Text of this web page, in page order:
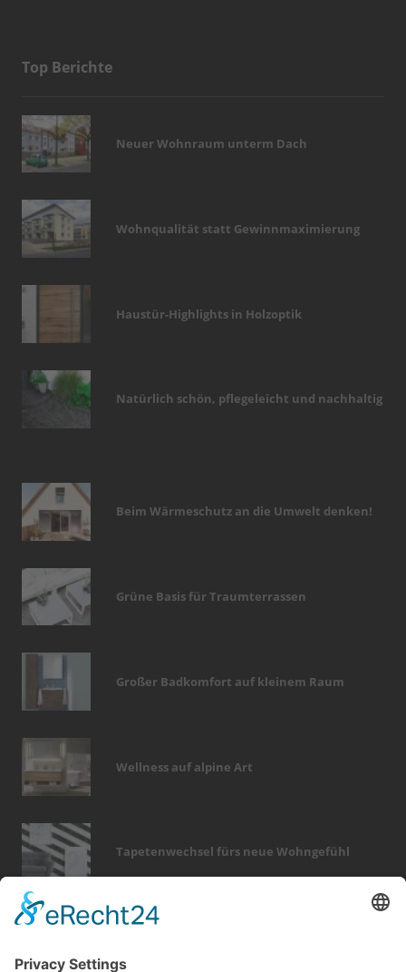
Top Berichte
Neuer Wohnraum unterm Dach
Wohnqualität statt Gewinnmaximierung
Haustür-Highlights in Holzoptik
Natürlich schön, pflegeleicht und nachhaltig
Beim Wärmeschutz an die Umwelt denken!
Grüne Basis für Traumterrassen
Großer Badkomfort auf kleinem Raum
Wellness auf alpine Art
Tapetenwechsel fürs neue Wohngefühl